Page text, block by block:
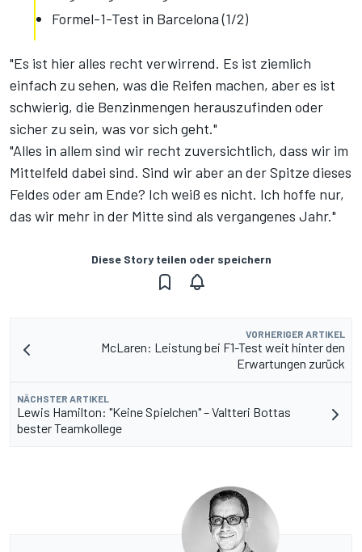
Formel-1-Test in Barcelona (1/2)
"Es ist hier alles recht verwirrend. Es ist ziemlich
einfach zu sehen, was die Reifen machen, aber es ist
schwierig, die Benzinmengen herauszufinden oder
sicher zu sein, was vor sich geht."
"Alles in allem sind wir recht zuversichtlich, dass wir im
Mittelfeld dabei sind. Sind wir aber an der Spitze dieses
Feldes oder am Ende? Ich weiß es nicht. Ich hoffe nur,
das wir mehr in der Mitte sind als vergangenes Jahr."
Diese Story teilen oder speichern
VORHERIGER ARTIKEL
McLaren: Leistung bei F1-Test weit hinter den
Erwartungen zurück
NÄCHSTER ARTIKEL
Lewis Hamilton: "Keine Spielchen" – Valtteri Bottas
bester Teamkollege